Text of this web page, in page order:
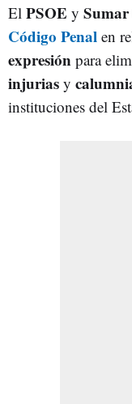
El PSOE y Sumar
Código Penal en
expresión para
injurias y
instituciones del